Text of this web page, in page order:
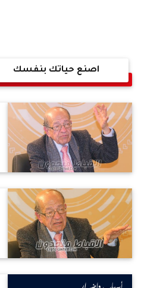
اصنع حياتك بنفسك